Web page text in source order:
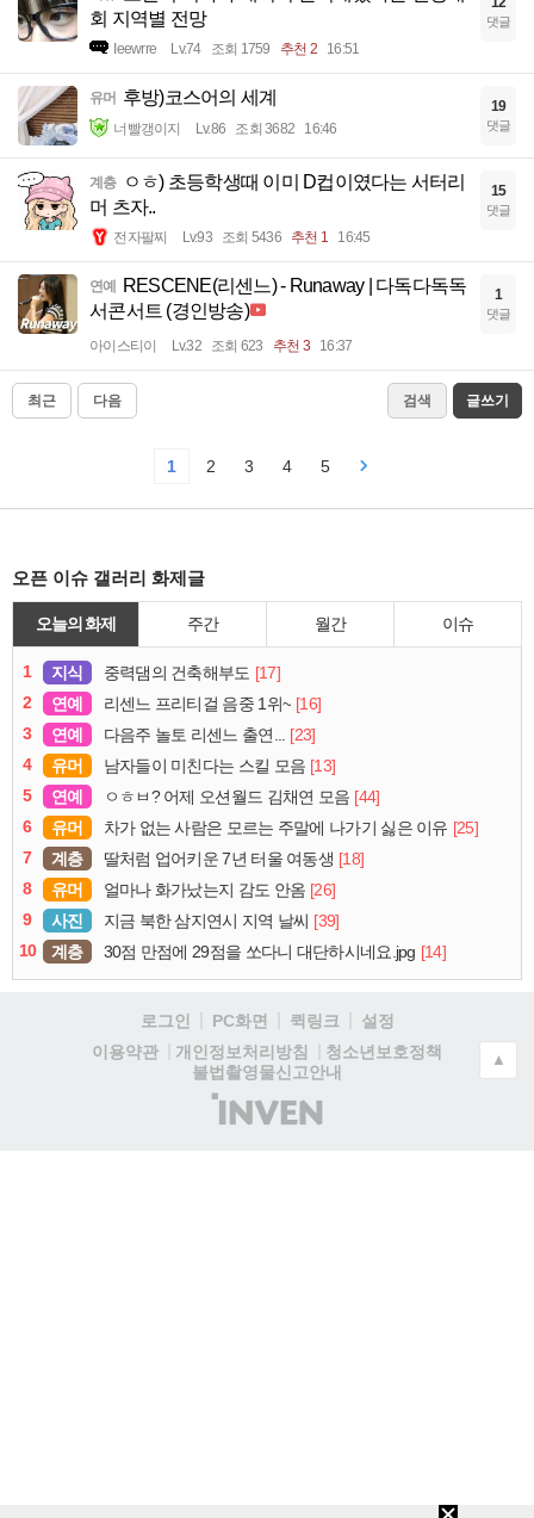
회 지역별 전망
Ieewrre Lv.74 조회 1759 추천 2 16:51
댓글
유머 후방)코스어의 세계
너빨갱이지 Lv.86 조회 3682 16:46
19
댓글
계층
ㅇㅎ) 초등학생때 이미 D컵이였다는 서터리
머 츠자..
전자팔찌 Lv.93 조회 5436 추천 1 16:45
15
댓글
연예
RESCENE(리센느) - Runaway | 다독다독독
서콘서트 (경인방송)
아이스티이 Lv.32 조회 623 추천 3 16:37
1
댓글
최근 다음 검색 글쓰기
1 2 3 4 5
오픈 이슈 갤러리 화제글
오늘의 화제 주간 월간 이슈
1 지식 중력댐의 건축해부도 [17]
2
연예 리센느 프리티걸 음중 1위~ [16]
3
연예 다음주 놀토 리센느 출연... [23]
4
유머 남자들이 미친다는 스킬 모음 [13]
5
연예 ㅇㅎㅂ? 어제 오션월드 김채연 모음 [44]
6
유머 차가 없는 사람은 모르는 주말에 나가기 싫은 이유 [25]
7
계층 딸처럼 업어키운 7년 터울 여동생 [18]
8
유머 얼마나 화가났는지 감도 안옴 [26]
9
사진 지금 북한 삼지연시 지역 날씨 [39]
10
계층 30점 만점에 29점을 쏘다니 대단하시네요.jpg [14]
로그인 PC화면 퀵링크
설정
이용약관
개인정보처리방침
청소년보호정책
불법촬영물신고안내
(주)
인
▲